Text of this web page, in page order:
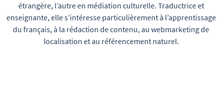
étrangère, l’autre en médiation culturelle. Traductrice et
enseignante, elle s’intéresse particulièrement à l’apprentissage
du français, à la rédaction de contenu, au webmarketing de
localisation et au référencement naturel.